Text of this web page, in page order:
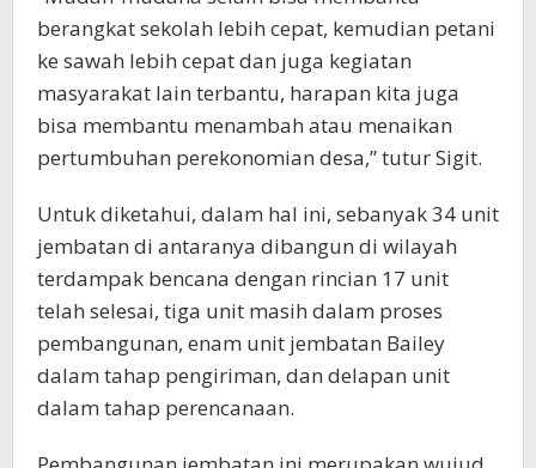
berangkat sekolah lebih cepat, kemudian petani
ke sawah lebih cepat dan juga kegiatan
masyarakat lain terbantu, harapan kita juga
bisa membantu menambah atau menaikan
pertumbuhan perekonomian desa,” tutur Sigit.
Untuk diketahui, dalam hal ini, sebanyak 34 unit
jembatan di antaranya dibangun di wilayah
terdampak bencana dengan rincian 17 unit
telah selesai, tiga unit masih dalam proses
pembangunan, enam unit jembatan Bailey
dalam tahap pengiriman, dan delapan unit
dalam tahap perencanaan.